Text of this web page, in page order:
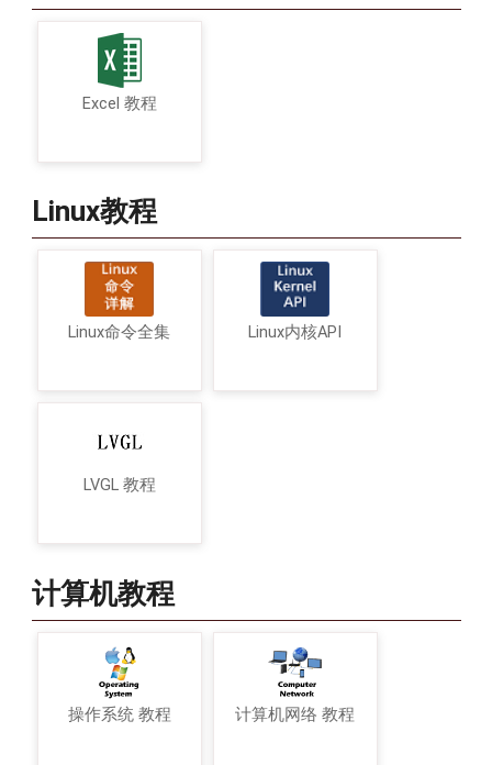
Excel 教程
Linux教程
Linux命令全集 Linux内核API
LVGL 教程
计算机教程
操作系统 教程 计算机网络 教程